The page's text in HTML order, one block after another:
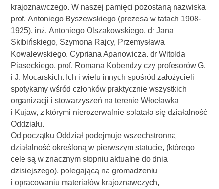
krajoznawczego. W naszej pamięci pozostaną nazwiska
prof. Antoniego Byszewskiego (prezesa w tatach 1908-
1925), inż. Antoniego Olszakowskiego, dr Jana
Skibińskiego, Szymona Rajcy, Przemysława
Kowalewskiego, Cypriana Apanowicza, dr Witolda
Piaseckiego, prof. Romana Kobendzy czy profesorów G.
i J. Mocarskich. Ich i wielu innych spośród założycieli
spotykamy wśród członków praktycznie wszystkich
organizacji i stowarzyszeń na terenie Włocławka
i Kujaw, z którymi nierozerwalnie splatała się działalność
Oddziału.
Od początku Oddział podejmuje wszechstronną
działalność określoną w pierwszym statucie, (którego
cele są w znacznym stopniu aktualne do dnia
dzisiejszego), polegającą na gromadzeniu
i opracowaniu materiałów krajoznawczych,